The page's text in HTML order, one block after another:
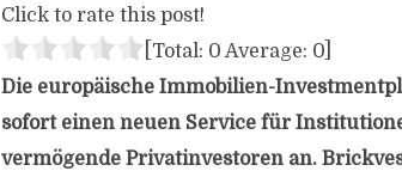
Click to rate this post!
[Total: 0 Average: 0
Die europäische Immobilien-
sofort einen neuen Service für
vermögende Privatinvestoren an.